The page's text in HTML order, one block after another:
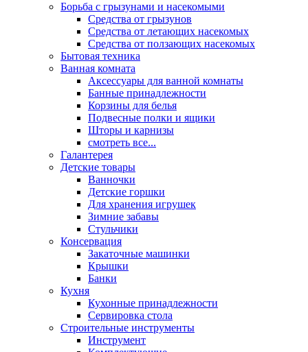
Борьба с грызунами и насекомыми
Средства от грызунов
Средства от летающих насекомых
Средства от ползающих насекомых
Бытовая техника
Ванная комната
Аксессуары для ванной комнаты
Банные принадлежности
Корзины для белья
Подвесные полки и ящики
Шторы и карнизы
смотреть все...
Галантерея
Детские товары
Ванночки
Детские горшки
Для хранения игрушек
Зимние забавы
Стульчики
Консервация
Закаточные машинки
Крышки
Банки
Кухня
Кухонные принадлежности
Сервировка стола
Строительные инструменты
Инструмент